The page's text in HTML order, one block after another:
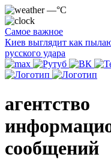
—°C
Самое важное
Киев выглядит как
русского удара
агентство
сообщений